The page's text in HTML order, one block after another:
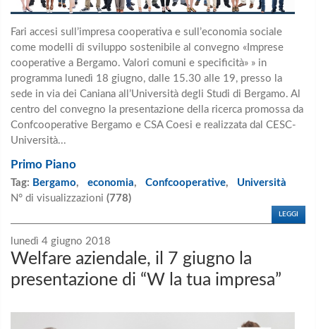
Fari accesi sull’impresa cooperativa e sull’economia sociale
come modelli di sviluppo sostenibile al convegno «Imprese
cooperative a Bergamo. Valori comuni e specificità» » in
programma lunedì 18 giugno, dalle 15.30 alle 19, presso la
sede in via dei Caniana all’Università degli Studi di Bergamo. Al
centro del convegno la presentazione della ricerca promossa da
Confcooperative Bergamo e CSA Coesi e realizzata dal CESC-
Università...
Primo Piano
Tag: Bergamo, economia, Confcooperative, Università
N° di visualizzazioni (778)
LEGGI
lunedì 4 giugno 2018
Welfare aziendale, il 7 giugno la
presentazione di “W la tua impresa”